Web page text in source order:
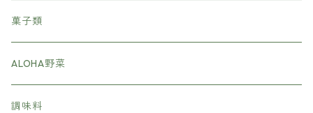
菓子類
ALOHA野菜
調味料